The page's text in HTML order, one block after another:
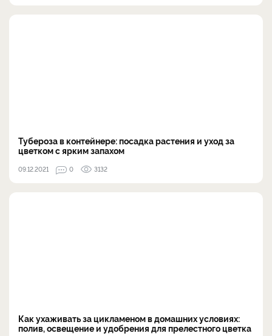
Тубероза в контейнере: посадка растения и уход за
цветком с ярким запахом
09.12.2021 0 3132
Как ухаживать за цикламеном в домашних условиях:
полив, освещение и удобрения для прелестного цветка